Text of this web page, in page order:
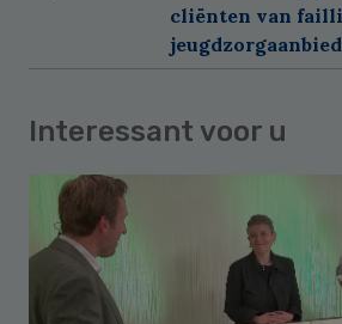
cliënten van
Interessant voor u